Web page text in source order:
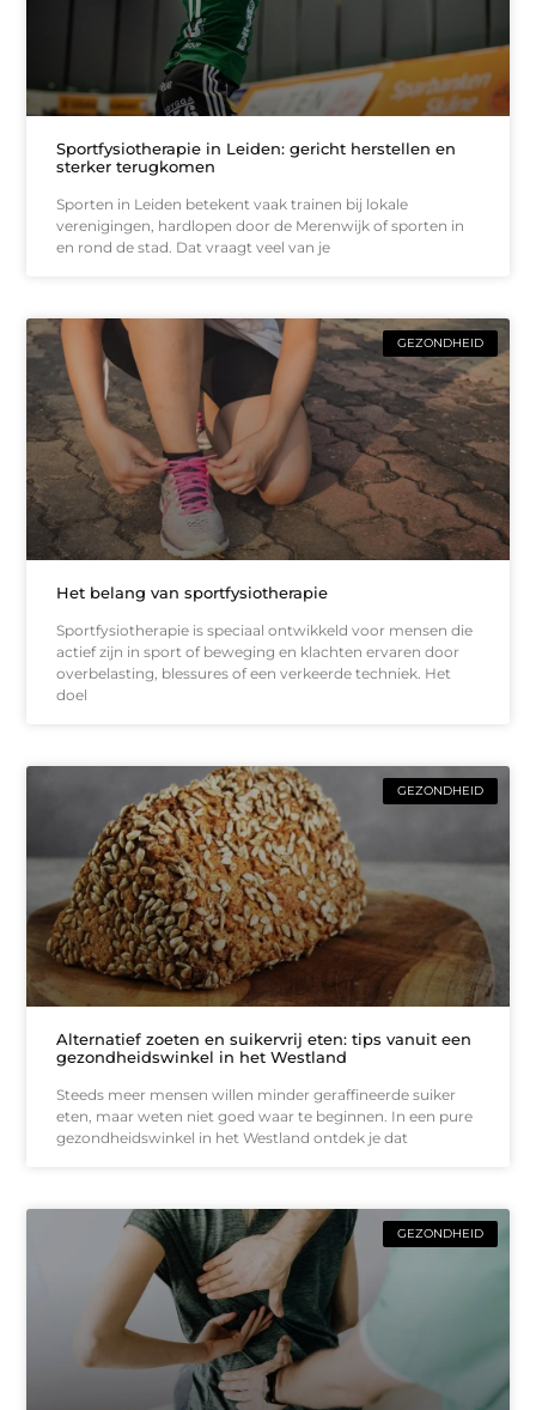
Sportfysiotherapie in Leiden: gericht herstellen en
sterker terugkomen
Sporten in Leiden betekent vaak trainen bij lokale
verenigingen, hardlopen door de Merenwijk of sporten in
en rond de stad. Dat vraagt veel van je
GEZONDHEID
Het belang van sportfysiotherapie
Sportfysiotherapie is speciaal ontwikkeld voor mensen die
actief zijn in sport of beweging en klachten ervaren door
overbelasting, blessures of een verkeerde techniek. Het
doel
GEZONDHEID
Alternatief zoeten en suikervrij eten: tips vanuit een
gezondheidswinkel in het Westland
Steeds meer mensen willen minder geraffineerde suiker
eten, maar weten niet goed waar te beginnen. In een pure
gezondheidswinkel in het Westland ontdek je dat
GEZONDHEID